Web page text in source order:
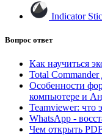
Indicator
Вопрос ответ
Как научиться
Total
Особенности
компьютере и
Teamviewer: что
WhatsApp -
Чем открыть